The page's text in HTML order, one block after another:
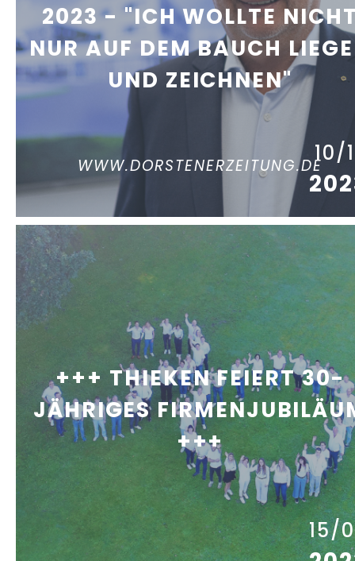
2023 - "ICH WOLLTE
NUR AUF DEM BAUCH
UND ZEICHNEN"
WWW.DORSTENERZEITUNG.DE10/
+++ THIEKEN FEIERT 30-
JÄHRIGES
+++
15/